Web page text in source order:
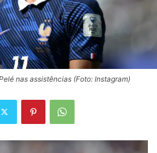
nas assistências (Foto: Instagram)